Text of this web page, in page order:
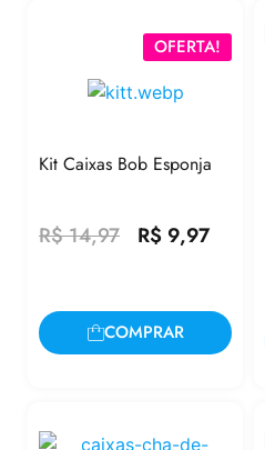
OFERTA!
Kit Caixas Bob Esponja
R$14,97 R$ 9,97
COMPRAR